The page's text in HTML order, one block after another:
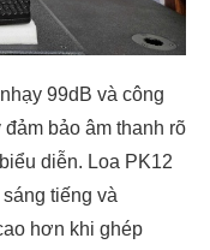
99dB và công
bảo âm thanh rõ
diễn. Loa PK12
tiếng và
hơn khi ghép